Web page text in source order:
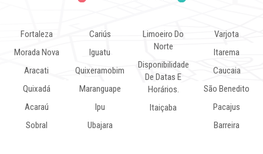
Fortaleza
Morada Nova
Aracati
Quixadá
Acaraú
Sobral
Cariús
Iguatu
Quixeramobim
Maranguape
Ipu
Ubajara
Limoeiro Do
Norte
Disponibilidade
De Datas E
Horários.
Itaiçaba
Varjota
Itarema
Caucaia
São Benedito
Pacajus
Barreira